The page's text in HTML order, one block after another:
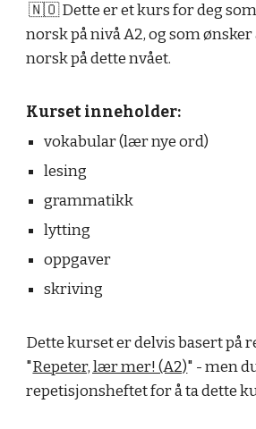
🇳🇴 Dette er et kurs for deg
norsk på nivå A2, og som
norsk på dette nvået.
Kurset inneholder:
vokabular (lær nye ord)
lesing
grammatikk
lytting
oppgaver
skriving
Dette kurset er delvis basert på
"Repeter, lær mer! (A2)" - men
repetisjonsheftet for å ta dette